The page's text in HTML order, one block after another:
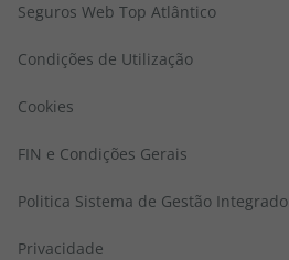
Seguros Web Top Atlântico
Condições de Utilização
Cookies
FIN e Condições Gerais
Politica Sistema de Gestão Integrado
Privacidade